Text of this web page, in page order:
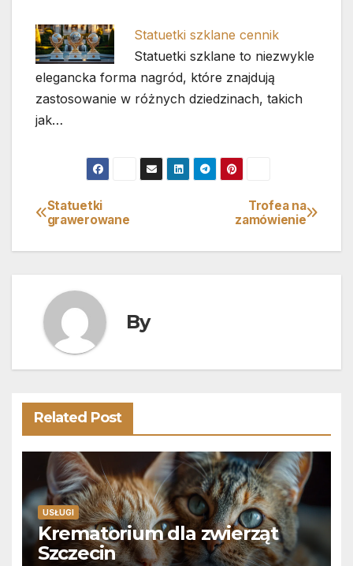
Statuetki szklane cennik
Statuetki szklane to niezwykle
elegancka forma nagród, które znajdują
zastosowanie w różnych dziedzinach, takich
jak…
Nawigacja
wpisu
Trofea na
zamówienie
Statuetki
grawerowane
By
Related Post
USŁUGI
Krematorium dla zwierząt
Szczecin